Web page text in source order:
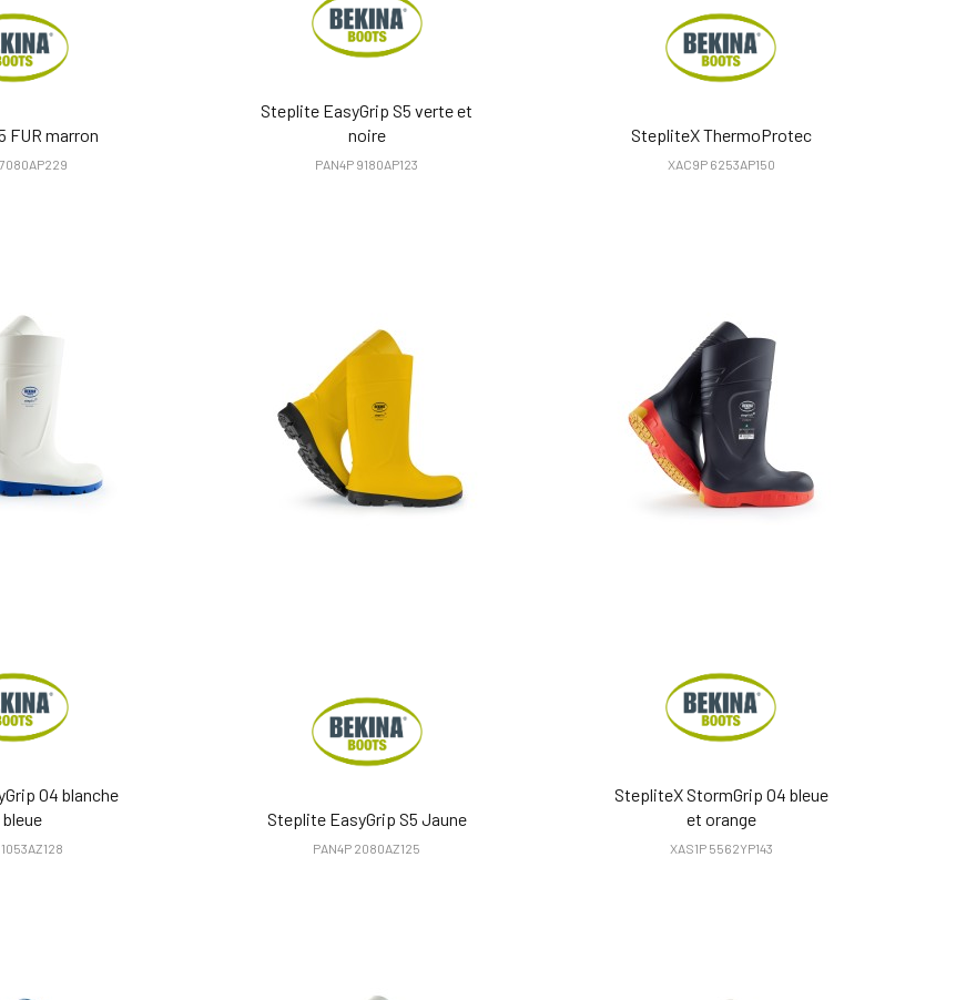
FUR marron
Steplite EasyGrip S5 verte et
noire
PAN4P 9180AP123
StepliteX ThermoProtec
XAC9P 6253AP150
O4 blanche
1053AZ128
Steplite EasyGrip S5 Jaune
PAN4P 2080AZ125
StepliteX StormGrip O4 bleue
et orange
XAS1P 5562YP143